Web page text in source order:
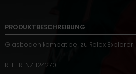
PRODUKTBESCHREIBUNG
Glasboden kompatibel zu Rolex Explorer
REFERENZ: 124270